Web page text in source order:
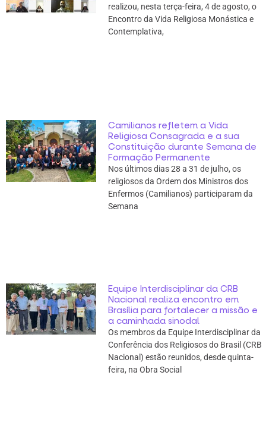
realizou, nesta terça-feira, 4 de agosto, o
Encontro da Vida Religiosa Monástica e
Contemplativa,
Camilianos refletem a Vida
Religiosa Consagrada e a sua
Constituição durante Semana de
Formação Permanente
Nos últimos dias 28 a 31 de julho, os
religiosos da Ordem dos Ministros dos
Enfermos (Camilianos) participaram da
Semana
Equipe Interdisciplinar da CRB
Nacional realiza encontro em
Brasília para fortalecer a missão e
a caminhada sinodal
Os membros da Equipe Interdisciplinar da
Conferência dos Religiosos do Brasil (CRB
Nacional) estão reunidos, desde quinta-
feira, na Obra Social